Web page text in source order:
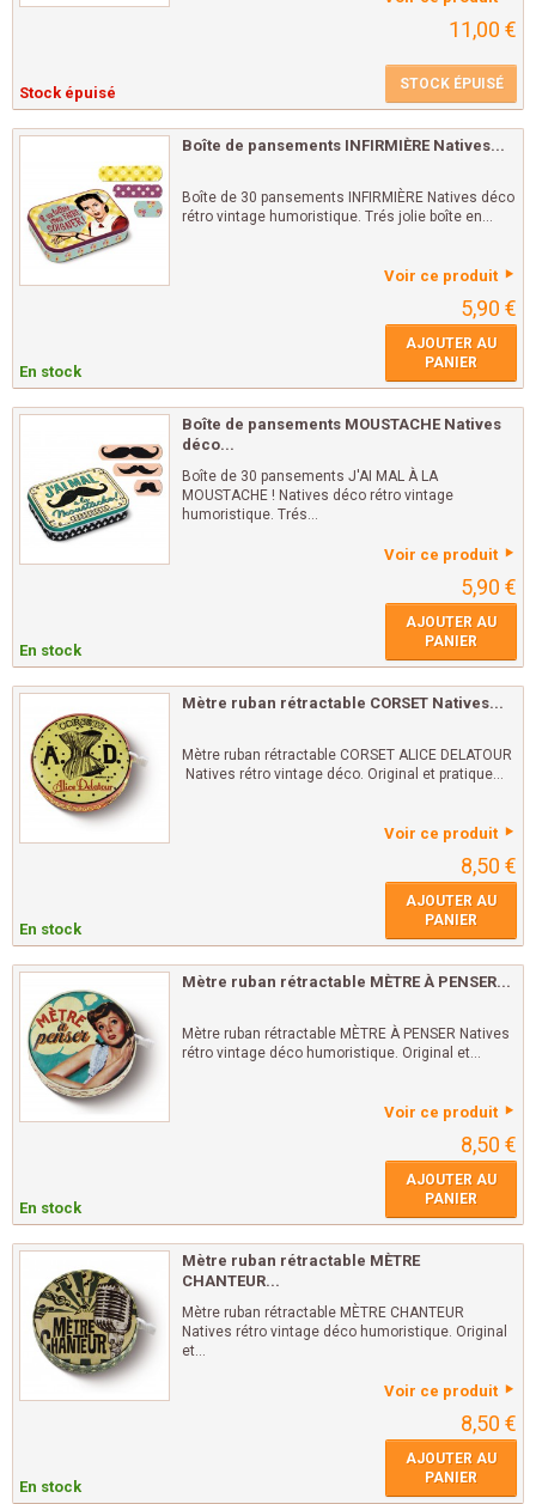
11,00 €
Stock épuisé STOCK ÉPUISÉ
Boîte de pansements INFIRMIÈRE Natives...
Boîte de 30 pansements INFIRMIÈRE Natives déco
rétro vintage humoristique. Trés jolie boîte en...
Voir ce produit
5,90 €
En stock
AJOUTER AU
PANIER
Boîte de pansements MOUSTACHE Natives
déco...
Boîte de 30 pansements J'AI MAL À LA
MOUSTACHE ! Natives déco rétro vintage
humoristique. Trés...
Voir ce produit
5,90 €
En stock
AJOUTER AU
PANIER
Mètre ruban rétractable CORSET Natives...
Mètre ruban rétractable CORSET ALICE DELATOUR
Natives rétro vintage déco. Original et pratique...
Voir ce produit
8,50 €
En stock
AJOUTER AU
PANIER
Mètre ruban rétractable MÈTRE À PENSER...
Mètre ruban rétractable MÈTRE À PENSER Natives
rétro vintage déco humoristique. Original et...
Voir ce produit
8,50 €
En stock
AJOUTER AU
PANIER
Mètre ruban rétractable MÈTRE
CHANTEUR...
Mètre ruban rétractable MÈTRE CHANTEUR
Natives rétro vintage déco humoristique. Original
et...
Voir ce produit
8,50 €
En stock
AJOUTER AU
PANIER